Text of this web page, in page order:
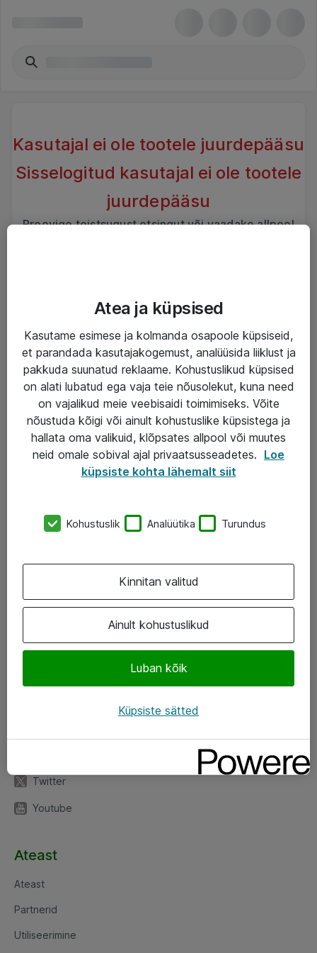
Kasutajal ei ole tootele juurdepääsu
Sisselogitud kasutajal ei ole tootele
juurdepääsu
Proovige teistsugust otsingut või vaadake allpool
Teenused
IT taristu
Haldusteenused
Garantii
Turva- ja nõrkvoolulahendused
AS ATEA
eShop@atea.ee
Twitter
Youtube
Ateast
Ateast
Partnerid
Utiliseerimine
Atea ja küpsised
Kasutame esimese ja kolmanda osapoole küpsiseid,
et parandada kasutajakogemust, analüüsida liiklust ja
pakkuda suunatud reklaame. Kohustuslikud küpsised
on alati lubatud ega vaja teie nõusolekut, kuna need
on vajalikud meie veebisaidi toimimiseks. Võite
nõustuda kõigi või ainult kohustuslike küpsistega ja
hallata oma valikuid, klõpsates allpool või muutes
neid omale sobival ajal privaatsusseadetes. Loe
küpsiste kohta lähemalt siit
Kohustuslik Analüütika Turundus
Ainult kohustuslikud
Luban kõik
Kinnitan valitud
Küpsiste sätted